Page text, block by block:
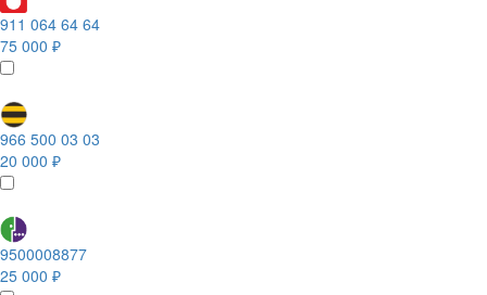
911 064 64 64
75 000 ₽
966 500 03 03
20 000 ₽
9500008877
25 000 ₽